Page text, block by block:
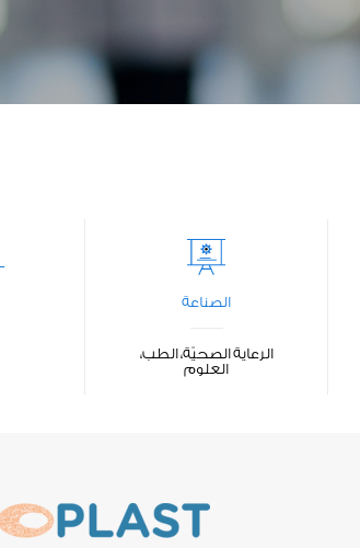
الصناعة
الرعاية الصحيّة، الطب،
العلوم